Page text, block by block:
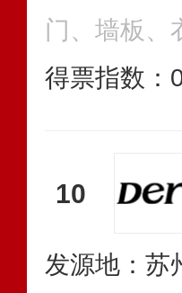
门、墙板、
得票指数：
10
发源地：苏